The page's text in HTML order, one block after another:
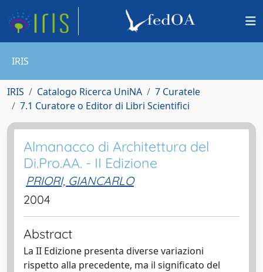
IRIS
IRIS Catalogo Ricerca UniNA
7 Curatele
7.1 Curatore o Editor di Libri Scientifici
Almanacco di Architettura del
Di.Pro.AA. - II Edizione
PRIORI, GIANCARLO
2004
Abstract
La II Edizione presenta diverse variazioni
rispetto alla precedente, ma il significato del